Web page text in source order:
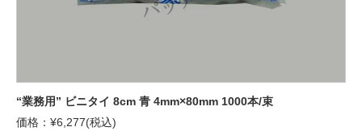
“業務用” ビニタイ 8cm 青 4mm×80mm 1000本/束
価格：¥6,277(税込)